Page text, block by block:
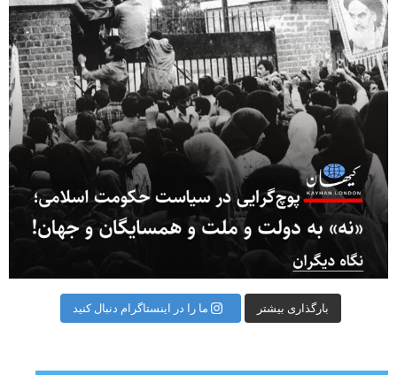
بارگذاری بیشتر ما را در اینستاگرام دنبال کنید